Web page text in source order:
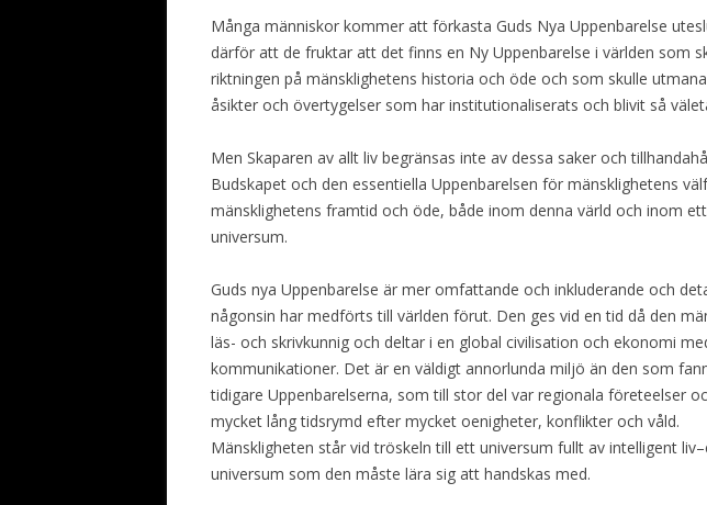
Många människor kommer att förkasta Guds Nya Uppenbarelse
därför att de fruktar att det finns en Ny Uppenbarelse i världen som
riktningen på mänsklighetens historia och öde och som skulle
åsikter och övertygelser som har institutionaliserats och blivit så
Men Skaparen av allt liv begränsas inte av dessa saker och
Budskapet och den essentiella Uppenbarelsen för mänsklighetens
mänsklighetens framtid och öde, både inom denna värld och inom
universum.
Guds nya Uppenbarelse är mer omfattande och inkluderande och
någonsin har medförts till världen förut. Den ges vid en tid då den
läs- och skrivkunnig och deltar i en global civilisation och ekonomi
kommunikationer. Det är en väldigt annorlunda miljö än den som
tidigare Uppenbarelserna, som till stor del var regionala företeelser
mycket lång tidsrymd efter mycket oenigheter, konflikter och våld.
Mänskligheten står vid tröskeln till ett universum fullt av intelligent
universum som den måste lära sig att handskas med.